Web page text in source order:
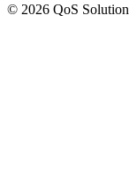
© 2026 QoS